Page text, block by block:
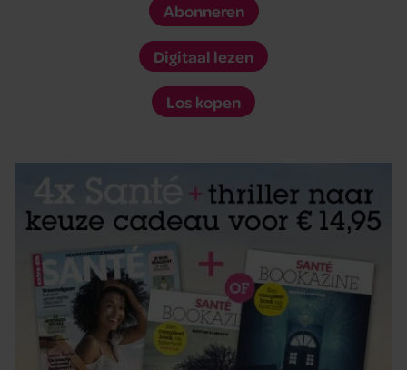
Abonneren
Digitaal lezen
Los kopen